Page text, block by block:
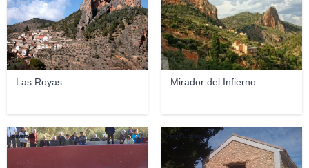
Las Royas Mirador del Infierno
navero01 Pedro Donate